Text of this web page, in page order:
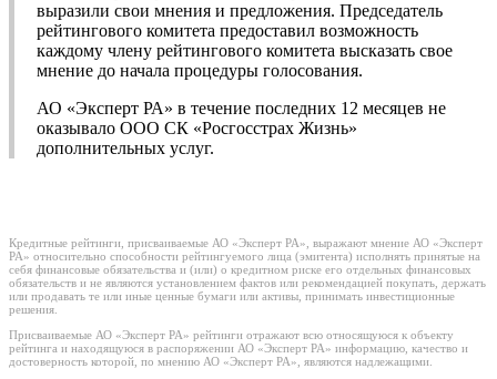
выразили свои мнения и предложения. Председатель
рейтингового комитета предоставил возможность
каждому члену рейтингового комитета высказать свое
мнение до начала процедуры голосования.
АО «Эксперт РА» в течение последних 12 месяцев не
оказывало ООО СК «Росгосстрах Жизнь»
дополнительных услуг.
Кредитные рейтинги, присваиваемые АО «Эксперт РА», выражают мнение АО «Эксперт
РА» относительно способности рейтингуемого лица (эмитента) исполнять принятые на
себя финансовые обязательства и (или) о кредитном риске его отдельных финансовых
обязательств и не являются установлением фактов или рекомендацией покупать, держать
или продавать те или иные ценные бумаги или активы, принимать инвестиционные
решения.
Присваиваемые АО «Эксперт РА» рейтинги отражают всю относящуюся к объекту
рейтинга и находящуюся в распоряжении АО «Эксперт РА» информацию, качество и
достоверность которой, по мнению АО «Эксперт РА», являются надлежащими.